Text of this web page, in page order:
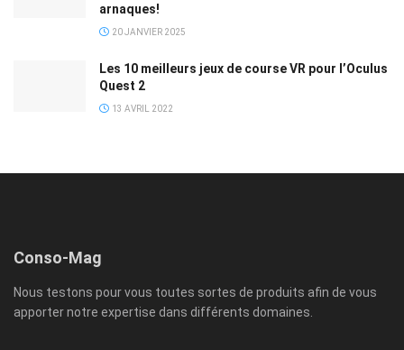
arnaques!
20 JANVIER 2025
Les 10 meilleurs jeux de course VR pour l’Oculus
Quest 2
13 AVRIL 2022
Conso-Mag
Nous testons pour vous toutes sortes de produits afin de vous
apporter notre expertise dans différents domaines.